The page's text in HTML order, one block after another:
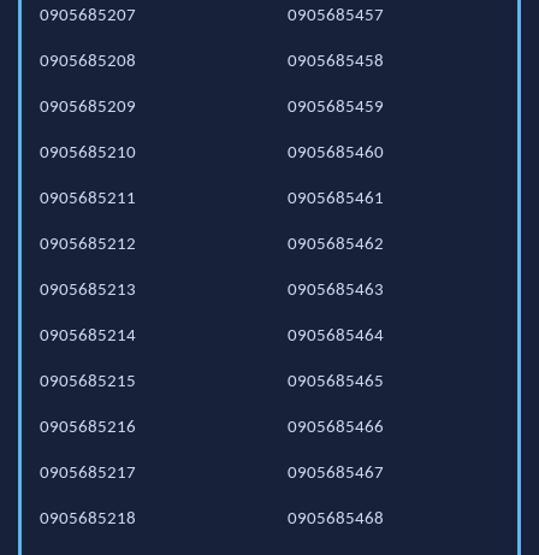
0905685207
0905685208
0905685209
0905685210
0905685211
0905685212
0905685213
0905685214
0905685215
0905685216
0905685217
0905685218
0905685457
0905685458
0905685459
0905685460
0905685461
0905685462
0905685463
0905685464
0905685465
0905685466
0905685467
0905685468